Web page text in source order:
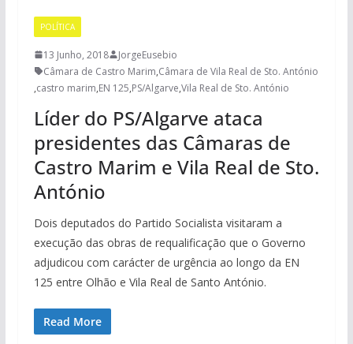
POLÍTICA
13 Junho, 2018
JorgeEusebio
Câmara de Castro Marim,Câmara de Vila Real de Sto. António
,castro marim,EN 125,PS/Algarve,Vila Real de Sto. António
Líder do PS/Algarve ataca
presidentes das Câmaras de
Castro Marim e Vila Real de Sto.
António
Dois deputados do Partido Socialista visitaram a
execução das obras de requalificação que o Governo
adjudicou com carácter de urgência ao longo da EN
125 entre Olhão e Vila Real de Santo António.
Read More